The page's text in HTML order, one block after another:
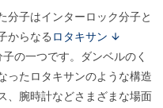
子はインターロック分子と
からなる ロタキサン
の一つです。ダンベルのく
ったロタキサンのような構造
、腕時計などさまざまな場面